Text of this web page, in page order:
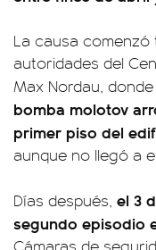
La causa
autoridades del
Max Nordau, donde
bomba molotov
primer piso del
aunque no llegó a
Días después, el 3
segundo episodio
Cámaras de